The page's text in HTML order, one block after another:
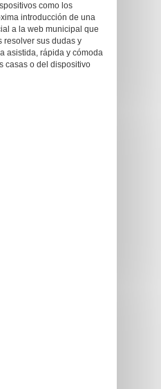
como los
introducción de una
a la web municipal que
resolver sus dudas y
asistida, rápida y cómoda
casas o del dispositivo